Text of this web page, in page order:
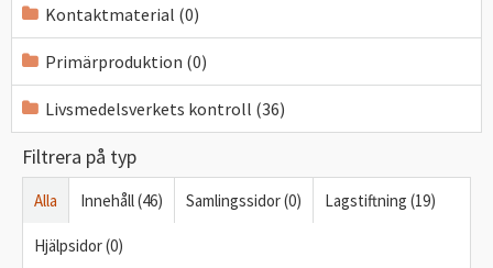
Kontaktmaterial (0)
Primärproduktion (0)
Livsmedelsverkets kontroll (36)
Filtrera på typ
Alla Innehåll (46) Samlingssidor (0) Lagstiftning (19)
Hjälpsidor (0)